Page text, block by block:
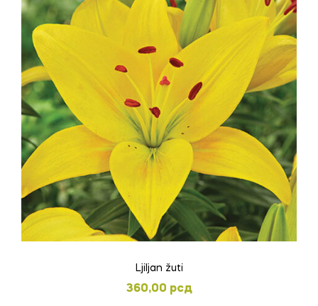
Ljiljan žuti
360,00 рсд